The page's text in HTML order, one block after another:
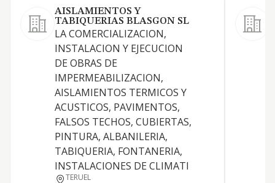
AISLAMIENTOS Y
TABIQUERIAS BLASGON SL
LA COMERCIALIZACION,
INSTALACION Y EJECUCION
DE OBRAS DE
IMPERMEABILIZACION,
AISLAMIENTOS TERMICOS Y
ACUSTICOS, PAVIMENTOS,
FALSOS TECHOS, CUBIERTAS,
PINTURA, ALBANILERIA,
TABIQUERIA, FONTANERIA,
INSTALACIONES DE CLIMATI
TERUEL